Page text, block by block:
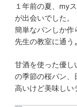
１年前の夏、my
が出会いでした。
簡単なパンしか作
先生の教室に通う
甘酒を使った優し
の季節の桜パン、
高いけど美味し